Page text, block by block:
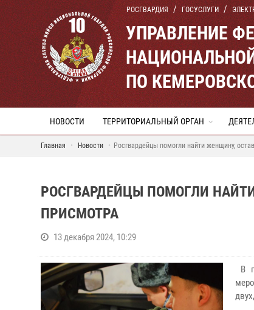
РОСГВАРДИЯ ГОСУСЛУГИ
УПРАВЛЕНИЕ
ПО
НОВОСТИ ТЕРРИТОРИАЛЬНЫЙ ОРГАН
Главная Новости Росгвардейцы помогли найти женщину,
РОСГВАРДЕЙЦЫ ПОМОГЛИ
ПРИСМОТРА
13 декабря 2024, 10:29
В